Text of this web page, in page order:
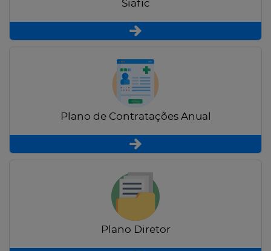
Siafic
Plano de Contratações Anual
Plano Diretor